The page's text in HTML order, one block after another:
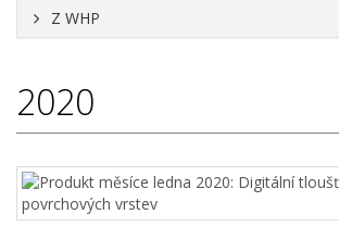
Z WHP
2020